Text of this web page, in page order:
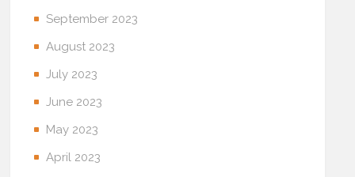
September 2023
August 2023
July 2023
June 2023
May 2023
April 2023